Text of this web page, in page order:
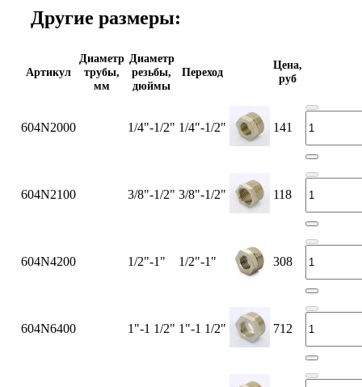
Другие размеры:
Артикул
Диаметр
трубы,
мм
Диаметр
резьбы,
дюймы
Переход
Цена,
руб
604N2000 1/4"-1/2" 1/4"-1/2" 141
604N2100 3/8"-1/2" 3/8"-1/2" 118
604N4200 1/2"-1" 1/2"-1" 308
604N6400 1"-1 1/2" 1"-1 1/2" 712